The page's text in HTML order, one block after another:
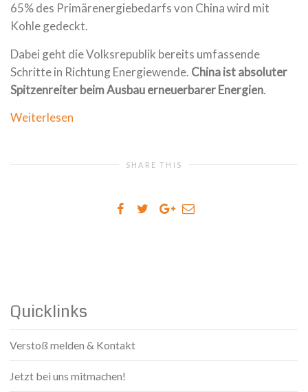
65% des Primärenergiebedarfs von China wird mit
Kohle gedeckt.
Dabei geht die Volksrepublik bereits umfassende
Schritte in Richtung Energiewende. China ist absoluter
Spitzenreiter beim Ausbau erneuerbarer Energien.
Weiterlesen
SHARE THIS
Quicklinks
Verstoß melden & Kontakt
Jetzt bei uns mitmachen!